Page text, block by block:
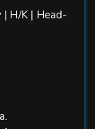
H/K | Head-